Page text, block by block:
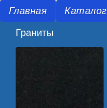
Главная Каталог
Граниты